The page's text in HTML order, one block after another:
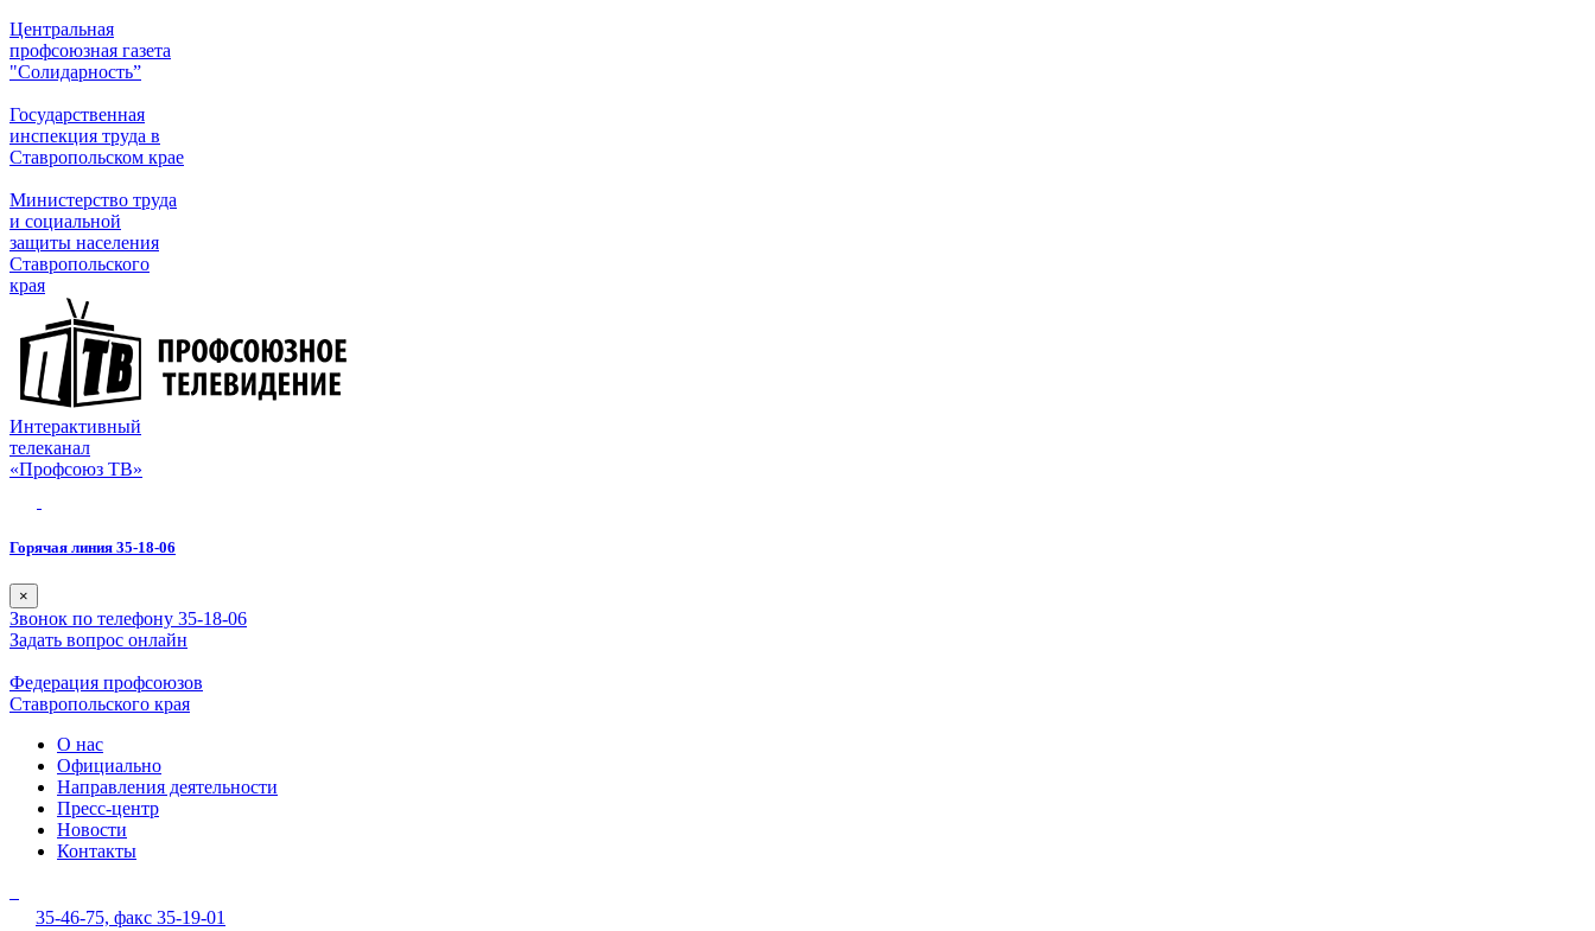
Центральная
профсоюзная газета
"Солидарность”
Государственная
инспекция труда в
Ставропольском крае
Министерство труда
и социальной
защиты населения
Ставропольского
края
Интерактивный
телеканал
«Профсоюз ТВ»
Горячая линия 35-18-06
×
Звонок по телефону 35-18-06
Задать вопрос онлайн
Федерация профсоюзов
Ставропольского края
О нас
Официально
Направления деятельности
Пресс-центр
Новости
Контакты
35-46-75, факс 35-19-01